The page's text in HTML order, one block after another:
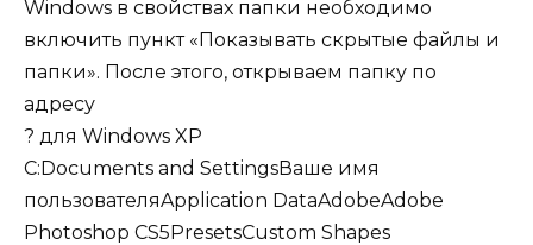
Windows в свойствах папки необходимо
включить пункт «Показывать скрытые файлы и
папки». После этого, открываем папку по
адресу
? для Windows XP
C:Documents and SettingsВаше имя
пользователяApplication DataAdobeAdobe
Photoshop CS5PresetsCustom Shapes